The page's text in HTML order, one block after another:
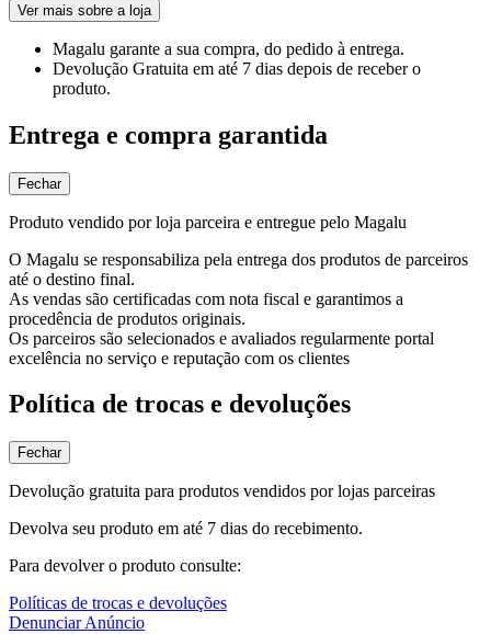
Ver mais sobre a loja
Magalu garante a sua compra, do pedido à entrega.
Devolução Gratuita em até 7 dias depois de receber o
produto.
Entrega e compra garantida
Fechar
Produto vendido por loja parceira e entregue pelo Magalu
O Magalu se responsabiliza pela entrega dos produtos de parceiros
até o destino final.
As vendas são certificadas com nota fiscal e garantimos a
procedência de produtos originais.
Os parceiros são selecionados e avaliados regularmente portal
excelência no serviço e reputação com os clientes
Política de trocas e devoluções
Fechar
Devolução gratuita para produtos vendidos por lojas parceiras
Devolva seu produto em até 7 dias do recebimento.
Para devolver o produto consulte:
Políticas de trocas e devoluções
Denunciar Anúncio